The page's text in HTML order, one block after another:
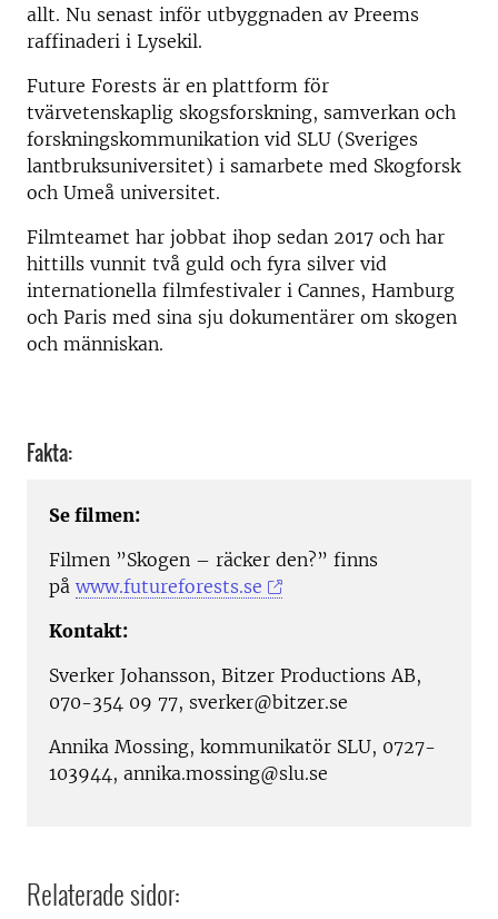
allt. Nu senast inför utbyggnaden av Preems
raffinaderi i Lysekil.
Future Forests är en plattform för
tvärvetenskaplig skogsforskning, samverkan och
forskningskommunikation vid SLU (Sveriges
lantbruksuniversitet) i samarbete med Skogforsk
och Umeå universitet.
Filmteamet har jobbat ihop sedan 2017 och har
hittills vunnit två guld och fyra silver vid
internationella filmfestivaler i Cannes, Hamburg
och Paris med sina sju dokumentärer om skogen
och människan.
Fakta:
Se filmen:
Filmen ”Skogen – räcker den?” finns
på www.futureforests.se
Kontakt:
Sverker Johansson, Bitzer Productions AB,
070-354 09 77, sverker@bitzer.se
Annika Mossing, kommunikatör SLU, 0727-
103944, annika.mossing@slu.se
Relaterade sidor: